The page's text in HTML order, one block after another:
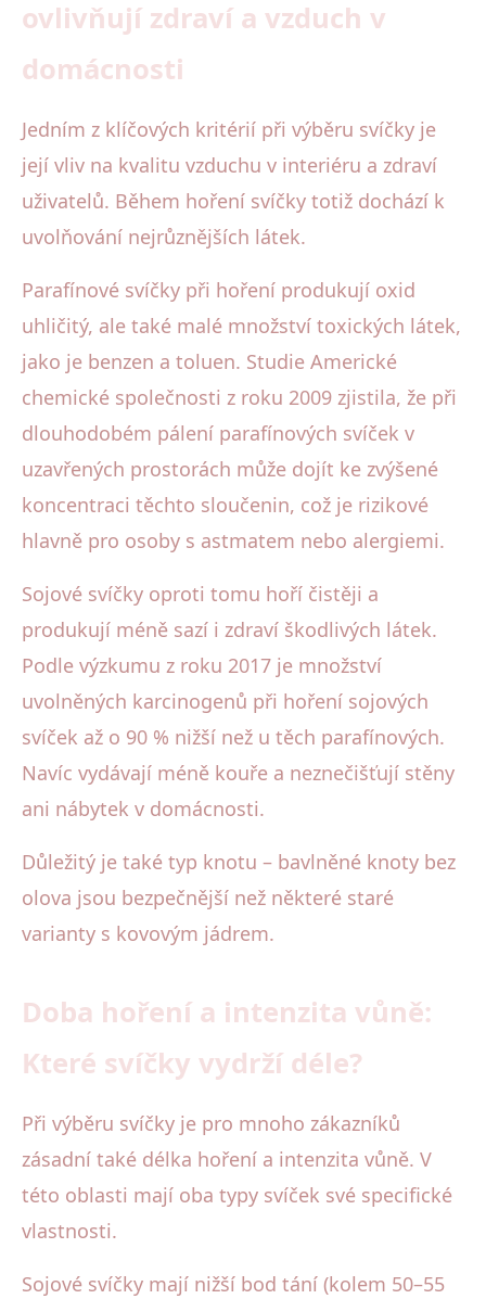
ovlivňují zdraví a vzduch v
domácnosti
Jedním z klíčových kritérií při výběru svíčky je
její vliv na kvalitu vzduchu v interiéru a zdraví
uživatelů. Během hoření svíčky totiž dochází k
uvolňování nejrůznějších látek.
Parafínové svíčky při hoření produkují oxid
uhličitý, ale také malé množství toxických látek,
jako je benzen a toluen. Studie Americké
chemické společnosti z roku 2009 zjistila, že při
dlouhodobém pálení parafínových svíček v
uzavřených prostorách může dojít ke zvýšené
koncentraci těchto sloučenin, což je rizikové
hlavně pro osoby s astmatem nebo alergiemi.
Sojové svíčky oproti tomu hoří čistěji a
produkují méně sazí i zdraví škodlivých látek.
Podle výzkumu z roku 2017 je množství
uvolněných karcinogenů při hoření sojových
svíček až o 90 % nižší než u těch parafínových.
Navíc vydávají méně kouře a neznečišťují stěny
ani nábytek v domácnosti.
Důležitý je také typ knotu – bavlněné knoty bez
olova jsou bezpečnější než některé staré
varianty s kovovým jádrem.
Doba hoření a intenzita vůně:
Které svíčky vydrží déle?
Při výběru svíčky je pro mnoho zákazníků
zásadní také délka hoření a intenzita vůně. V
této oblasti mají oba typy svíček své specifické
vlastnosti.
Sojové svíčky mají nižší bod tání (kolem 50–55